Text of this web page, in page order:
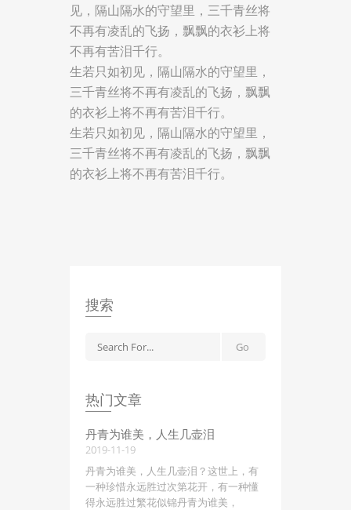
见，隔山隔水的守望里，三千青丝将
不再有凌乱的飞扬，飘飘的衣衫上将
不再有苦泪千行。
生若只如初见，隔山隔水的守望里，
三千青丝将不再有凌乱的飞扬，飘飘
的衣衫上将不再有苦泪千行。
生若只如初见，隔山隔水的守望里，
三千青丝将不再有凌乱的飞扬，飘飘
的衣衫上将不再有苦泪千行。
搜索
热门文章
丹青为谁美，人生几壶泪
2019-11-19
丹青为谁美，人生几壶泪？这世上，有
一种珍惜永远胜过次第花开，有一种懂
得永远胜过繁花似锦丹青为谁美，